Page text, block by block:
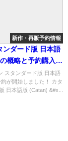
新作・再販予約情報
ンダード版 日本語
概略と予約購入可
介！
スタンダード版 日本語
が開始しました！ カタ
日本語版 (Catan) &#x...